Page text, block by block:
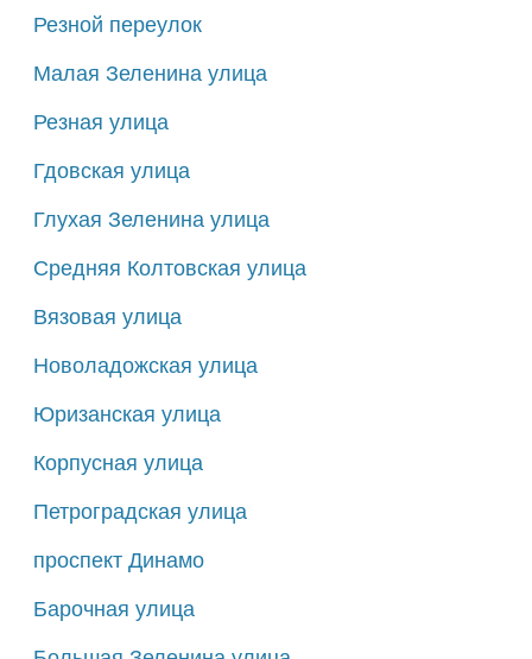
Резной переулок
Малая Зеленина улица
Резная улица
Гдовская улица
Глухая Зеленина улица
Средняя Колтовская улица
Вязовая улица
Новоладожская улица
Юризанская улица
Корпусная улица
Петроградская улица
проспект Динамо
Барочная улица